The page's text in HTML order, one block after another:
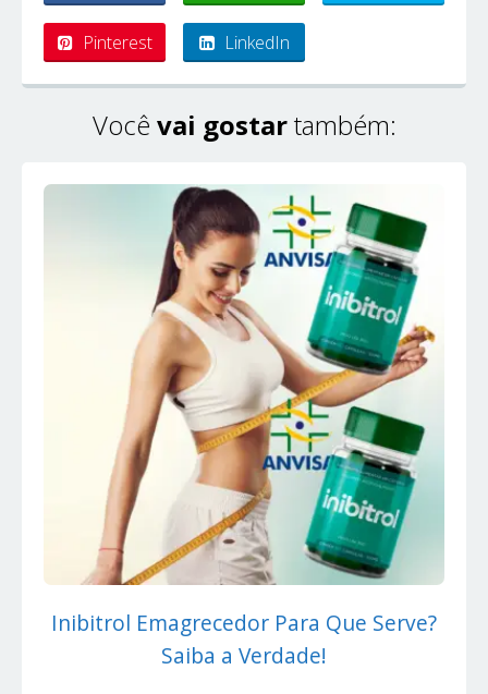
Pinterest LinkedIn
Você vai gostartambém:
Inibitrol Emagrecedor Para Que Serve?
Saiba a Verdade!